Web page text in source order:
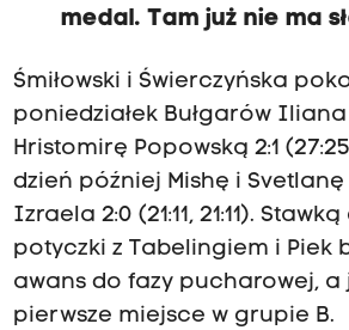
medal. Tam już nie ma
Śmiłowski i Świerczyńska
poniedziałek Bułgarów
Hristomirę Popowską 2:1 (27:25,
dzień później Mishę i
Izraela 2:0 (21:11, 21:11).
potyczki z Tabelingiem i Piek
awans do fazy pucharowej, a
pierwsze miejsce w grupie B.